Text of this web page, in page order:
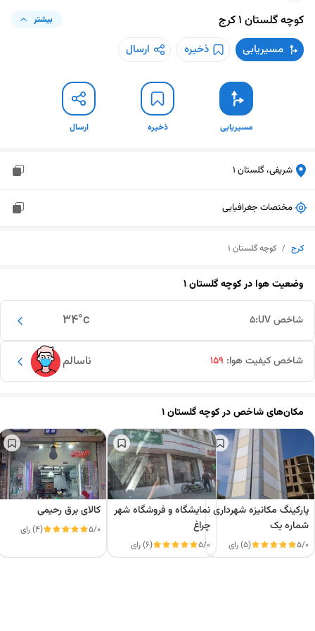
کوچه گلستان ۱ کرج بیشتر
مسیریابی ذخیره ارسال
مسیریابی ذخیره ارسال
شریفی، گلستان 1
مختصات جغرافیایی
کرج / کوچه گلستان ۱
وضعیت هوا درکوچه گلستان ۱
34°c شاخص UV: 5
ناسالم شاخص کیفیت هوا: 159
مکان‌های شاخص درکوچه گلستان ۱
پارکینگ مکانیزه شهرداری
شماره یک
5/0 (5) رای
نمایشگاه و فروشگاه شهر
چراغ
5/0 (6) رای
کالای برق رحیمی
5/0 (4) رای